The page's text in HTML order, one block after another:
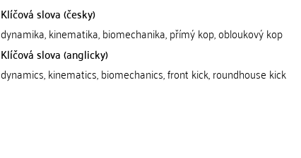
Klíčová slova (česky)
dynamika, kinematika, biomechanika, přímý kop, obloukový kop
Klíčová slova (anglicky)
dynamics, kinematics, biomechanics, front kick, roundhouse kick